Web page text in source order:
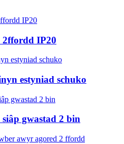
2ffordd IP20
estyniad schuko
gwastad 2 bin